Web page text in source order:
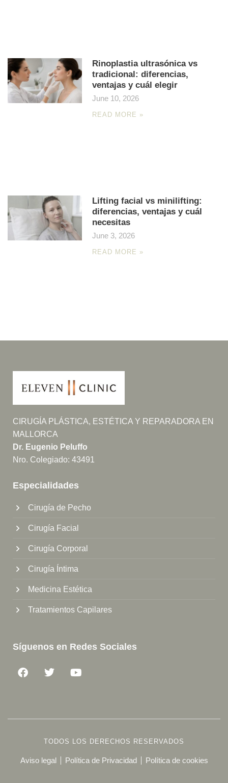
Rinoplastia ultrasónica vs
tradicional: diferencias,
ventajas y cuál elegir
June 10, 2026
READ MORE »
Lifting facial vs minilifting:
diferencias, ventajas y cuál
necesitas
June 3, 2026
READ MORE »
CIRUGÍA PLÁSTICA, ESTÉTICA Y REPARADORA EN
MALLORCA
Dr. Eugenio Peluffo
Nro. Colegiado: 43491
Especialidades
Cirugía de Pecho
Cirugía Facial
Cirugía Corporal
Cirugía Íntima
Medicina Estética
Tratamientos Capilares
Síguenos en Redes Sociales
TODOS LOS DERECHOS RESERVADOS
Aviso legal Política de Privacidad Política de cookies